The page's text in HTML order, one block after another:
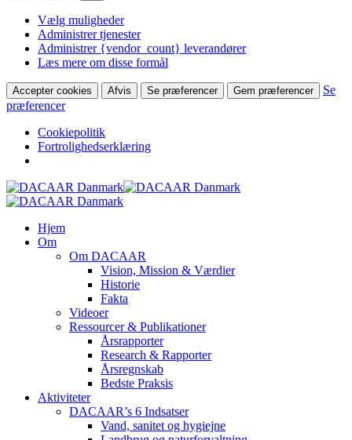
Vælg muligheder
Administrer tjenester
Administrer {vendor_count} leverandører
Læs mere om disse formål
Accepter cookies Afvis Se præferencer Gem præferencer
Se
præferencer
Cookiepolitik
Fortrolighedserklæring
Skip
to
content
search
Menu
Hjem
Om
Om DACAAR
Vision, Mission & Værdier
Historie
Fakta
Videoer
Ressourcer & Publikationer
Årsrapporter
Research & Rapporter
Årsregnskab
Bedste Praksis
Aktiviteter
DACAAR’s 6 Indsatser
Vand, sanitet og hygiejne